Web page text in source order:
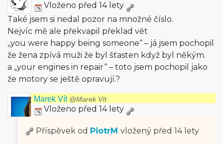
Vloženo před 14 lety
Také jsem si nedal pozor na množné číslo.
Nejvíc mě ale překvapil překlad vět
„you were happy being someone“ – já jsem pochopil
že žena zpívá muži že byl šťasten když byl někým.
a „your engines in repair“ – toto jsem pochopil jako
že motory se ještě opravují.?
Marek Vít @Marek Vít
Vloženo před 14 lety
Příspěvek od PiotrM vložený před 14 lety